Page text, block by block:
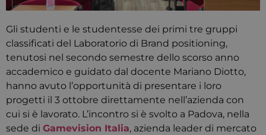
Gli studenti e le studentesse dei primi tre gruppi
classificati del Laboratorio di Brand positioning,
tenutosi nel secondo semestre dello scorso anno
accademico e guidato dal docente Mariano Diotto,
hanno avuto l’opportunità di presentare i loro
progetti il 3 ottobre direttamente nell’azienda con
cui si è lavorato. L’incontro si è svolto a Padova, nella
sede di Gamevision Italia, azienda leader di mercato